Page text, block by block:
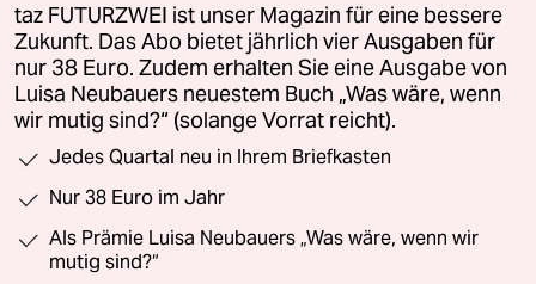
taz FUTURZWEI ist unser Magazin für eine bessere
Zukunft. Das Abo bietet jährlich vier Ausgaben für
nur 38 Euro. Zudem erhalten Sie eine Ausgabe von
Luisa Neubauers neuestem Buch „Was wäre, wenn
wir mutig sind?“ (solange Vorrat reicht).
Jedes Quartal neu in Ihrem Briefkasten
Nur 38 Euro im Jahr
Als Prämie Luisa Neubauers „Was wäre, wenn wir
mutig sind?“